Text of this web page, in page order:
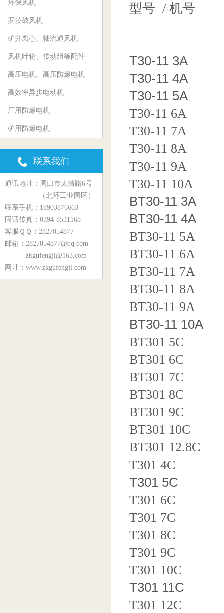
环保风机
罗茨鼓风机
矿井离心、轴流通风机
风机叶轮、传动组等配件
高压电机、高压防爆电机
高效率异步电动机
厂用防爆电机
矿用防爆电机
联系我们
通讯地址：周口市太清路6号
（北环工业园区）
联系手机：18903876663
固话传真：0394-8531168
客服ＱＱ：2827054877
邮箱：2827054877@qq.com
zkgufengji@163.com
网址：www.zkgufengji.com
型号 / 机号
T30-11 3A
T30-11 4A
T30-11 5A
T30-11 6A
T30-11 7A
T30-11 8A
T30-11 9A
T30-11 10A
BT30-11 3A
BT30-11 4A
BT30-11 5A
BT30-11 6A
BT30-11 7A
BT30-11 8A
BT30-11 9A
BT30-11 10A
BT301 5C
BT301 6C
BT301 7C
BT301 8C
BT301 9C
BT301 10C
BT301 12.8C
T301 4C
T301 5C
T301 6C
T301 7C
T301 8C
T301 9C
T301 10C
T301 11C
T301 12C